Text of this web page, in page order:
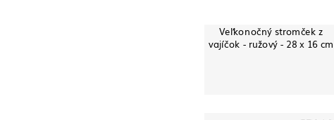
Veľkonočný stromček z
vajíčok - ružový - 28 x 16 cm